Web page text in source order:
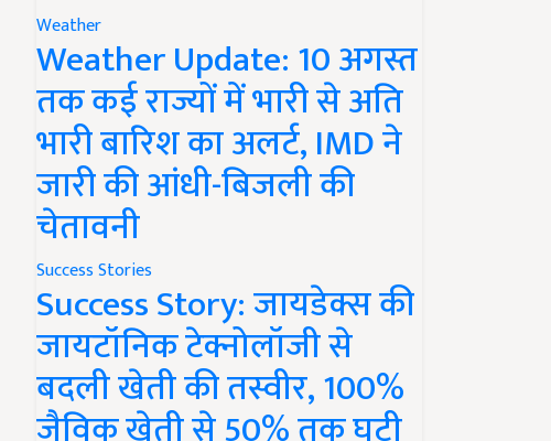
Weather
Weather Update: 10 अगस्त
तक कई राज्यों में भारी से अति
भारी बारिश का अलर्ट, IMD ने
जारी की आंधी-बिजली की
चेतावनी
Success Stories
Success Story: जायडेक्स की
जायटॉनिक टेक्नोलॉजी से
बदली खेती की तस्वीर, 100%